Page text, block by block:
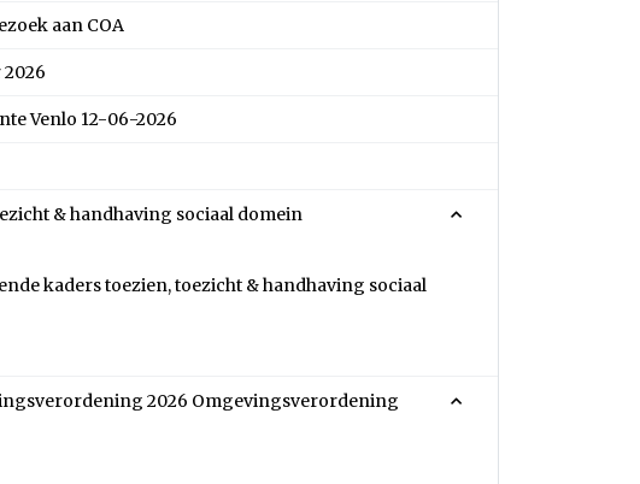
aan COA
Venlo 12-06-2026
& handhaving sociaal domein
kaders toezien, toezicht & handhaving sociaal
2026 Omgevingsverordening